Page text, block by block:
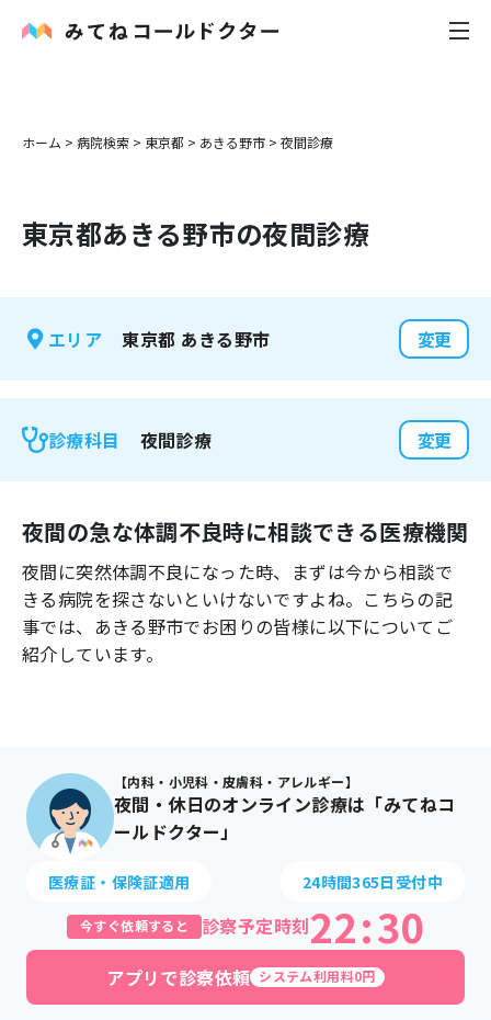
内科
花粉症
感染症
よくあるご質問
ホーム > 病院検索 > 東京都 > あきる野市 > 夜間診療
東京都あきる野市の夜間診療
エリア 東京都 あきる野市 変更
診療科目 夜間診療 変更
夜間の急な体調不良時に相談できる医療機関
夜間に突然体調不良になった時、まずは今から相談で
きる病院を探さないといけないですよね。こちらの記
事では、 あきる野市でお困りの皆様に以下についてご
紹介しています。
【内科・小児科・皮膚科・アレルギー】
夜間・休日のオンライン診療は「みてねコ
ールドクター」
医療証・保険証適用 24時間365日受付中
今すぐ依頼すると 診察予定時刻22:30
アプリで診察依頼 システム利用料0円